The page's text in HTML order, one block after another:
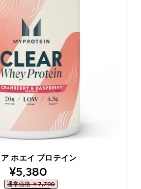
ホエイ プロテイン
discounted price
¥5,380‎
通常価格 ￥7,790‎